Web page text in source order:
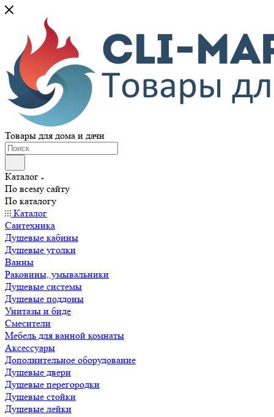
Товары для дома и дачи
Каталог
По всему сайту
По каталогу
Каталог
Сантехника
Душевые кабины
Душевые уголки
Ванны
Раковины, умывальники
Душевые системы
Душевые поддоны
Унитазы и биде
Смесители
Мебель для ванной комнаты
Аксессуары
Дополнительное оборудование
Душевые двери
Душевые перегородки
Душевые стойки
Душевые лейки